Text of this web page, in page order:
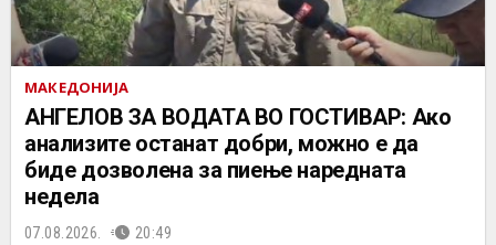
МАКЕДОНИЈА
АНГЕЛОВ ЗА ВОДАТА ВО ГОСТИВАР: Ако
анализите останат добри, можно е да
биде дозволена за пиење наредната
недела
07.08.2026. 20:49